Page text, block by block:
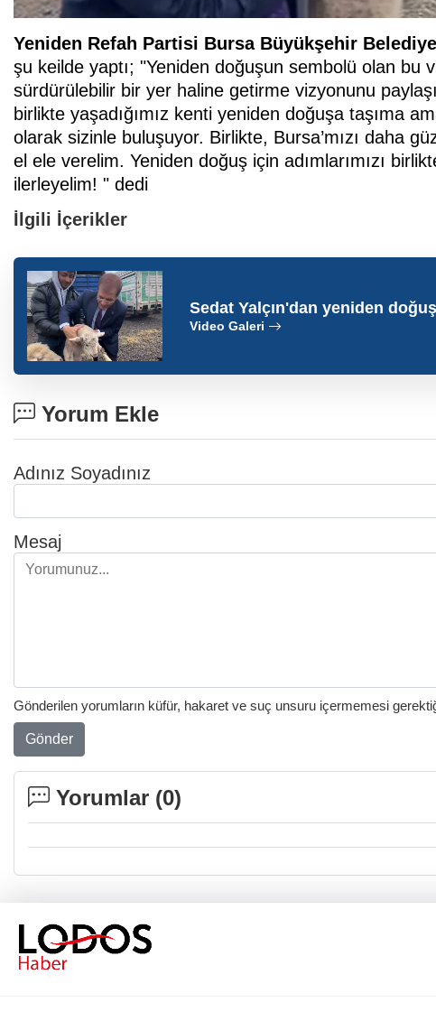
Yeniden Refah Partisi Bursa Büyükşehir Belediye
şu keilde yaptı; "Yeniden doğuşun sembolü olan bu
sürdürülebilir bir yer haline getirme vizyonunu
birlikte yaşadığımız kenti yeniden doğuşa taşıma
olarak sizinle buluşuyor. Birlikte, Bursa’mızı daha
el ele verelim. Yeniden doğuş için adımlarımızı
ilerleyelim! " dedi
İlgili İçerikler
Sedat Yalçın'dan yeniden
Video Galeri
Yorum Ekle
Adınız Soyadınız
Mesaj
Gönderilen yorumların küfür, hakaret ve suç unsuru içermemesi
Gönder
Yorumlar (0)